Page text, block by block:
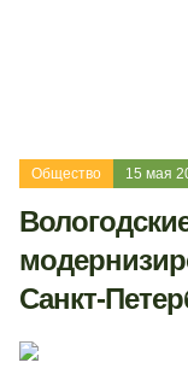
Общество 15 мая
Санкт-